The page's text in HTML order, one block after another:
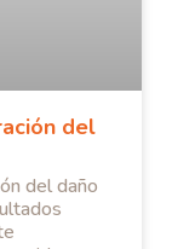
del
del daño